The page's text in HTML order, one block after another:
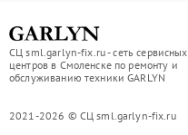
СЦ sml.garlyn-fix.ru - сеть сервисных
центров в Смоленске по ремонту и
обслуживанию техники GARLYN
2021-2026 © СЦ sml.garlyn-fix.ru